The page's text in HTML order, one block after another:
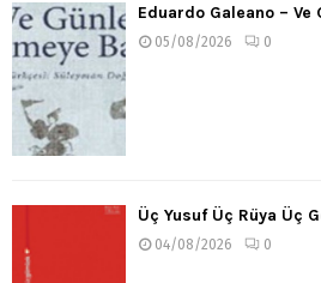
Eduardo Galeano – Ve
05/08/2026 0
Üç Yusuf Üç Rüya Üç
04/08/2026 0